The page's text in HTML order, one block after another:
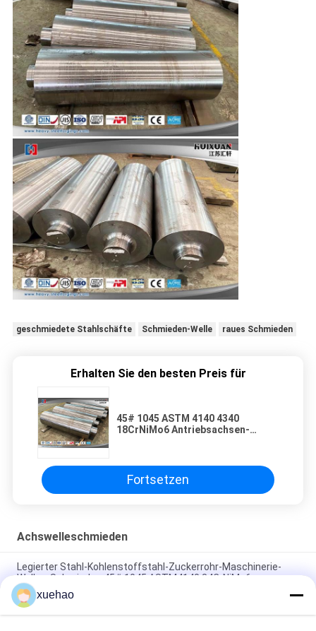
geschmiedete Stahlschäfte Schmieden-Welle raues Schmieden
Erhalten Sie den besten Preis für
45# 1045 ASTM 4140 4340
18CrNiMo6 Antriebsachsen-
Fortsetzen
Achswelleschmieden
Legierter Stahl-Kohlenstoffstahl-Zuckerrohr-Maschinerie-
Wellen-Schmieden 45# 1045 ASTM4140 34CrNiMo6
18CrNiMo7-6 20CrMnMo 42CrMo 35CrMo Wellen-Rolle,
geschmiedete Stahlwellen-Maschinerie-Teile
xuehao